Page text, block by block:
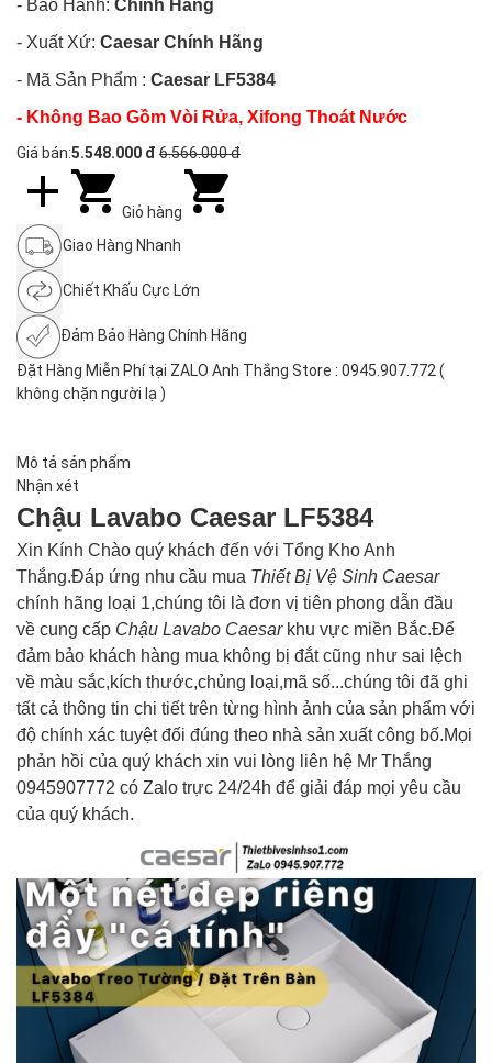
- Bảo Hành: Chính Hãng
- Xuất Xứ: Caesar Chính Hãng
- Mã Sản Phẩm : Caesar LF5384
- Không Bao Gồm Vòi Rửa, Xifong Thoát Nước
Giá bán:5.548.000 đ 6.566.000 đ
Giỏ hàng
Giao Hàng Nhanh
Chiết Khấu Cực Lớn
Đảm Bảo Hàng Chính Hãng
Đặt Hàng Miễn Phí tại ZALO Anh Thắng Store : 0945.907.772 (
không chặn người lạ )
Mô tả sản phẩm
Nhận xét
Chậu Lavabo Caesar LF5384
Xin Kính Chào quý khách đến với Tổng Kho Anh
Thắng.Đáp ứng nhu cầu mua Thiết Bị Vệ Sinh Caesar
chính hãng loại 1,chúng tôi là đơn vị tiên phong dẫn đầu
về cung cấp Chậu Lavabo Caesar khu vực miền Bắc.Để
đảm bảo khách hàng mua không bị đắt cũng như sai lệch
về màu sắc,kích thước,chủng loại,mã số...chúng tôi đã ghi
tất cả thông tin chi tiết trên từng hình ảnh của sản phẩm với
độ chính xác tuyệt đối đúng theo nhà sản xuất công bố.Mọi
phản hồi của quý khách xin vui lòng liên hệ Mr Thắng
0945907772 có Zalo trực 24/24h để giải đáp mọi yêu cầu
của quý khách.